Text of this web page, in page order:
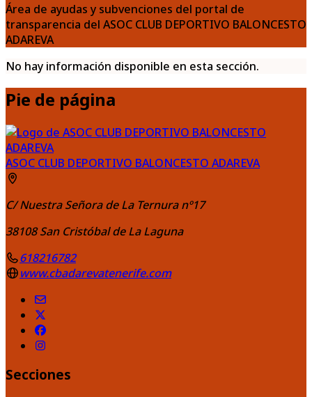
Área de ayudas y subvenciones del portal de
transparencia del ASOC CLUB DEPORTIVO BALONCESTO
ADAREVA
No hay información disponible en esta sección.
Pie de página
ASOC CLUB DEPORTIVO BALONCESTO ADAREVA
C/ Nuestra Señora de La Ternura nº17
38108 San Cristóbal de La Laguna
618216782
www.cbadarevatenerife.com
Secciones